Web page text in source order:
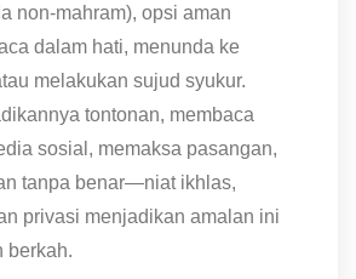
non-mahram), opsi aman
dalam hati, menunda ke
melakukan sujud syukur.
tontonan, membaca
sosial, memaksa pasangan,
tanpa benar—niat ikhlas,
privasi menjadikan amalan ini
berkah.